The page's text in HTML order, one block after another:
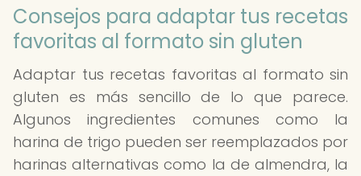
Consejos para adaptar tus recetas
favoritas al formato sin gluten
Adaptar tus recetas favoritas al formato sin
gluten es más sencillo de lo que parece.
Algunos ingredientes comunes como la
harina de trigo pueden ser reemplazados por
harinas alternativas como la de almendra, la